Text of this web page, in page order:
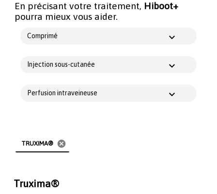
En précisant votre traitement, Hiboot+
pourra mieux vous aider.
Comprimé
Injection sous-cutanée
Perfusion intraveineuse
TRUXIMA® cancel
Truxima®